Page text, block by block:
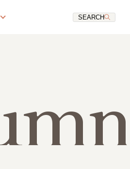
SEARCH